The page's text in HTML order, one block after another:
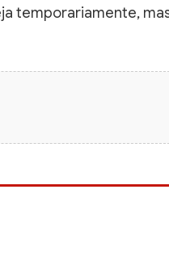
temporariamente,